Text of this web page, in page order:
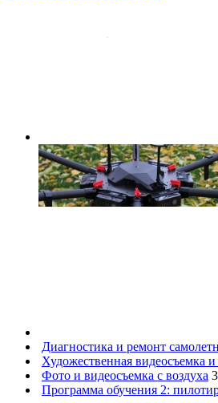
Диагностика и ремонт
Художественная видеосъемка
Фото и видеосъемка с воздуха
Программа обучения 2: